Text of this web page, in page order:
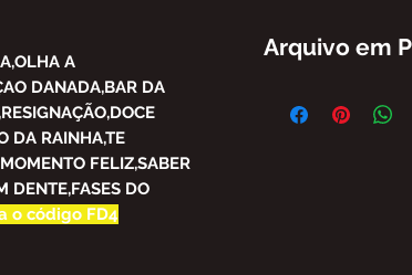
A
DANADA,BAR DA
DA RAINHA,TE
FELIZ,SABER
DENTE,FASES DO
o código FD4
Arquivo em
PARCIAL DO